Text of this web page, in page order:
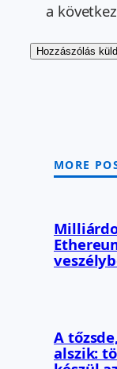
a
MORE
A
alszik: